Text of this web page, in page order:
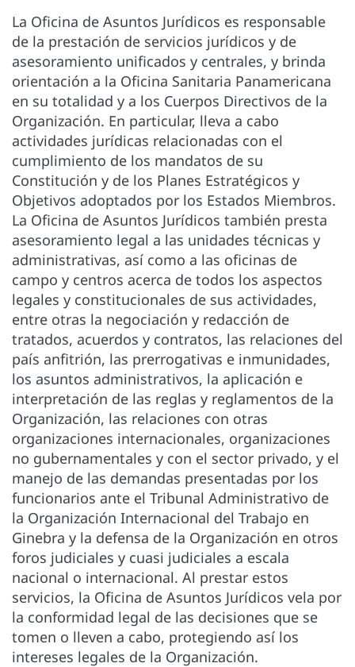
La Oficina de Asuntos Jurídicos es responsable
de la prestación de servicios jurídicos y de
asesoramiento unificados y centrales, y brinda
orientación a la Oficina Sanitaria Panamericana
en su totalidad y a los Cuerpos Directivos de la
Organización. En particular, lleva a cabo
actividades jurídicas relacionadas con el
cumplimiento de los mandatos de su
Constitución y de los Planes Estratégicos y
Objetivos adoptados por los Estados Miembros.
La Oficina de Asuntos Jurídicos también presta
asesoramiento legal a las unidades técnicas y
administrativas, así como a las oficinas de
campo y centros acerca de todos los aspectos
legales y constitucionales de sus actividades,
entre otras la negociación y redacción de
tratados, acuerdos y contratos, las relaciones del
país anfitrión, las prerrogativas e inmunidades,
los asuntos administrativos, la aplicación e
interpretación de las reglas y reglamentos de la
Organización, las relaciones con otras
organizaciones internacionales, organizaciones
no gubernamentales y con el sector privado, y el
manejo de las demandas presentadas por los
funcionarios ante el Tribunal Administrativo de
la Organización Internacional del Trabajo en
Ginebra y la defensa de la Organización en otros
foros judiciales y cuasi judiciales a escala
nacional o internacional. Al prestar estos
servicios, la Oficina de Asuntos Jurídicos vela por
la conformidad legal de las decisiones que se
tomen o lleven a cabo, protegiendo así los
intereses legales de la Organización.